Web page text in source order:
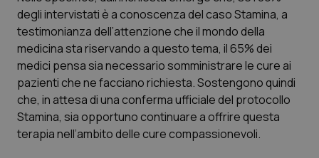
Lombardia
Marche
Molise
Piemonte
Dolore
Donna & Salute
Epatiti
HIV
degli intervistati è a conoscenza del caso Stamina, a
testimonianza dell’attenzione che il mondo della
medicina sta riservando a questo tema, il 65% dei
medici pensa sia necessario somministrare le cure ai
pazienti che ne facciano richiesta. Sostengono quindi
che, in attesa di una conferma ufficiale del protocollo
Stamina, sia opportuno continuare a offrire questa
terapia nell’ambito delle cure compassionevoli.